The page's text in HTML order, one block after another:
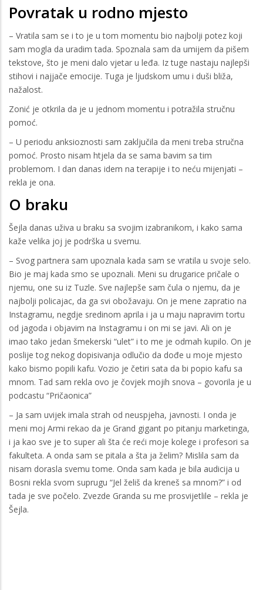
Povratak u rodno mjesto
– Vratila sam se i to je u tom momentu bio najbolji potez koji
sam mogla da uradim tada. Spoznala sam da umijem da pišem
tekstove, što je meni dalo vjetar u leđa. Iz tuge nastaju najlepši
stihovi i najjače emocije. Tuga je ljudskom umu i duši bliža,
nažalost.
Zonić je otkrila da je u jednom momentu i potražila stručnu
pomoć.
– U periodu anksioznosti sam zaključila da meni treba stručna
pomoć. Prosto nisam htjela da se sama bavim sa tim
problemom. I dan danas idem na terapije i to neću mijenjati –
rekla je ona.
O braku
Šejla danas uživa u braku sa svojim izabranikom, i kako sama
kaže velika joj je podrška u svemu.
– Svog partnera sam upoznala kada sam se vratila u svoje selo.
Bio je maj kada smo se upoznali. Meni su drugarice pričale o
njemu, one su iz Tuzle. Sve najlepše sam čula o njemu, da je
najbolji policajac, da ga svi obožavaju. On je mene zapratio na
Instagramu, negdje sredinom aprila i ja u maju napravim tortu
od jagoda i objavim na Instagramu i on mi se javi. Ali on je
imao tako jedan šmekerski “ulet” i to me je odmah kupilo. On je
poslije tog nekog dopisivanja odlučio da dođe u moje mjesto
kako bismo popili kafu. Vozio je četiri sata da bi popio kafu sa
mnom. Tad sam rekla ovo je čovjek mojih snova – govorila je u
podcastu “Pričaonica”
– Ja sam uvijek imala strah od neuspjeha, javnosti. I onda je
meni moj Armi rekao da je Grand gigant po pitanju marketinga,
i ja kao sve je to super ali šta će reći moje kolege i profesori sa
fakulteta. A onda sam se pitala a šta ja želim? Mislila sam da
nisam dorasla svemu tome. Onda sam kada je bila audicija u
Bosni rekla svom suprugu “Jel želiš da kreneš sa mnom?” i od
tada je sve počelo. Zvezde Granda su me prosvijetlile – rekla je
Šejla.